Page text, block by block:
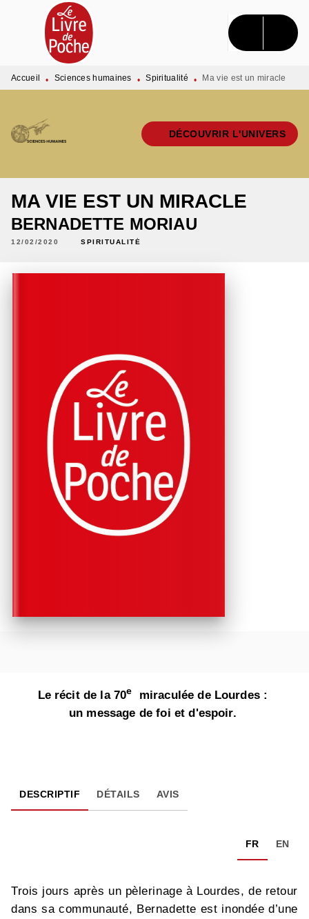
MENU RECHERCHE CONTENU
PIED DE PAGE
Accueil • Sciences humaines • Spiritualité • Ma vie est un miracle
DÉCOUVRIR L'UNIVERS
MA VIE EST UN MIRACLE
BERNADETTE MORIAU
12/02/2020 SPIRITUALITÉ
Le récit de la 70e
miraculée de Lourdes :
un message de foi et d'espoir.
DESCRIPTIF DÉTAILS AVIS
FR EN
Trois jours après un pèlerinage à Lourdes, de retour
dans sa communauté, Bernadette est inondée d’une